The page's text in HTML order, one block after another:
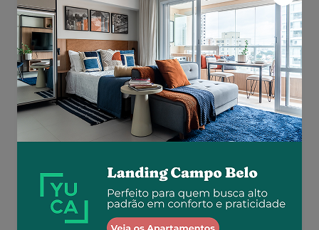
Aluguel R$ 1.777
Total R$ 2.843
Similar a sua busca
Em breve